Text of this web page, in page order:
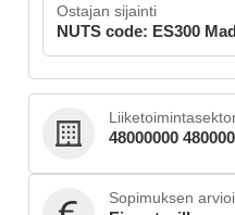
Ostajan sijainti
NUTS code: ES300
48000000
Sopimuksen